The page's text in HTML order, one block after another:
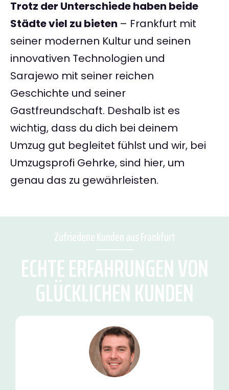
Trotz der Unterschiede haben beide
Städte viel zu bieten – Frankfurt mit
seiner modernen Kultur und seinen
innovativen Technologien und
Sarajewo mit seiner reichen
Geschichte und seiner
Gastfreundschaft. Deshalb ist es
wichtig, dass du dich bei deinem
Umzug gut begleitet fühlst und wir, bei
Umzugsprofi Gehrke, sind hier, um
genau das zu gewährleisten.
Zufriedene Kunden aus Frankfurt
ECHTE ERFAHRUNGEN VON
GLÜCKLICHEN KUNDEN